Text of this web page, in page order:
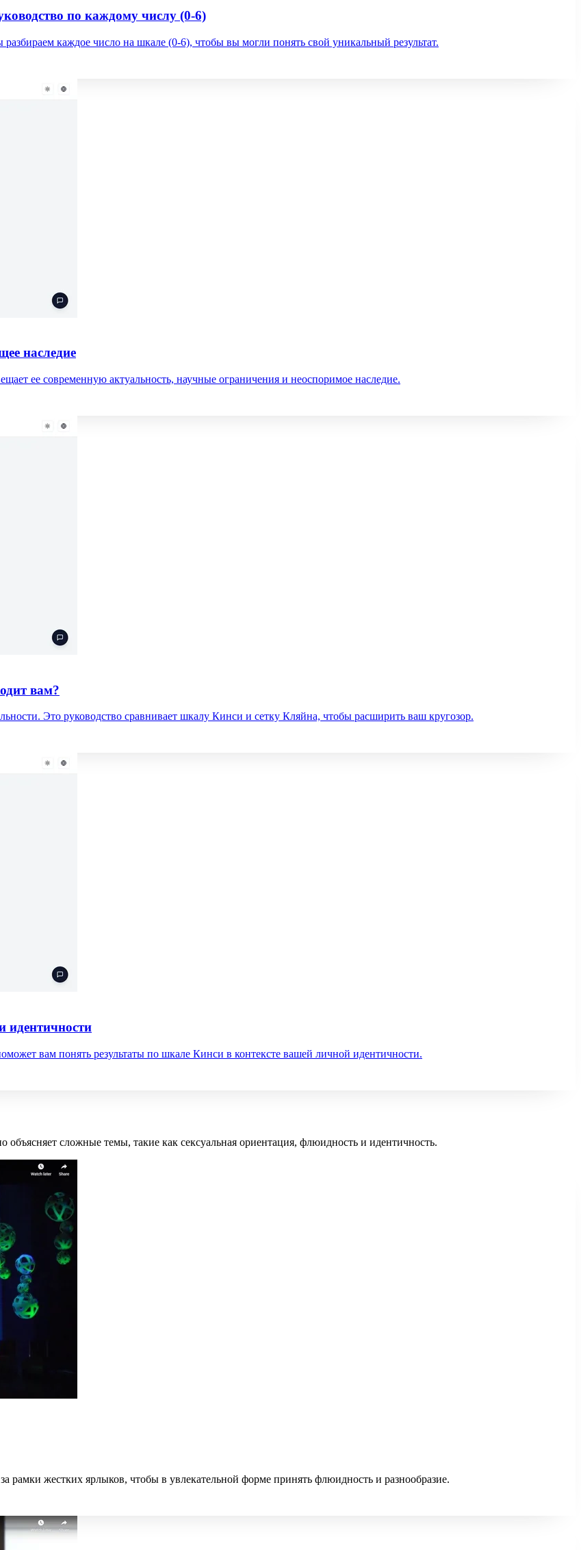
по каждому числу (0-6)
каждое число на шкале (0-6), чтобы вы могли понять свой уникальный результат.
наследие
ее современную актуальность, научные ограничения и неоспоримое наследие.
вам?
Это руководство сравнивает шкалу Кинси и сетку Кляйна, чтобы расширить ваш кругозор.
идентичности
вам понять результаты по шкале Кинси в контексте вашей личной идентичности.
объясняет сложные темы, такие как сексуальная ориентация, флюидность и идентичность.
рамки жестких ярлыков, чтобы в увлекательной форме принять флюидность и разнообразие.